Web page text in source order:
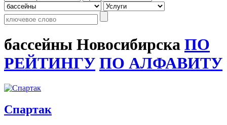
бассейны Новосибирска ПО
РЕЙТИНГУ ПО АЛФАВИТУ
Спартак